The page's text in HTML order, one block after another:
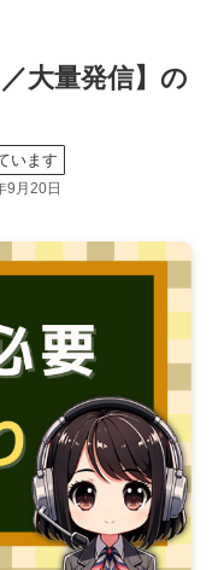
大量発信】の
います
9月20日